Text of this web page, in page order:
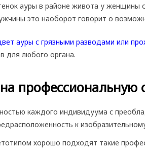
ауры в районе живота у женщины
это наоборот говорит о
ауры с грязными разводами или
для любого органа.
профессиональную
каждого индивидуума с
к
хорошо подходят такие